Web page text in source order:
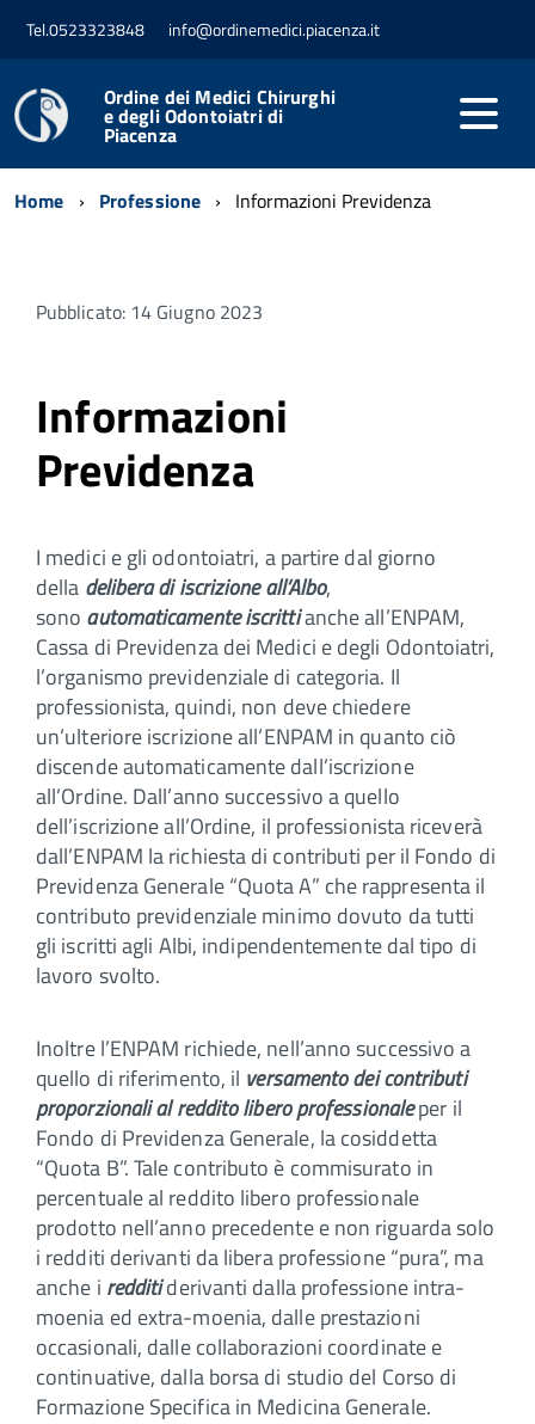
Tel.0523323848 info@ordinemedici.piacenza.it
Ordine dei Medici Chirurghi
e degli Odontoiatri di
Piacenza
Home Professione Informazioni Previdenza
Pubblicato: 14 Giugno 2023
Informazioni
Previdenza
I medici e gli odontoiatri, a partire dal giorno
della delibera di iscrizione all’Albo,
sono automaticamente iscrittianche all’ENPAM,
Cassa di Previdenza dei Medici e degli Odontoiatri,
l’organismo previdenziale di categoria. Il
professionista, quindi, non deve chiedere
un’ulteriore iscrizione all’ENPAM in quanto ciò
discende automaticamente dall’iscrizione
all’Ordine. Dall’anno successivo a quello
dell’iscrizione all’Ordine, il professionista riceverà
dall’ENPAM la richiesta di contributi per il Fondo di
Previdenza Generale “Quota A” che rappresenta il
contributo previdenziale minimo dovuto da tutti
gli iscritti agli Albi, indipendentemente dal tipo di
lavoro svolto.
Inoltre l’ENPAM richiede, nell’anno successivo a
quello di riferimento, il versamento dei contributi
proporzionali al reddito libero professionaleper il
Fondo di Previdenza Generale, la cosiddetta
“Quota B”. Tale contributo è commisurato in
percentuale al reddito libero professionale
prodotto nell’anno precedente e non riguarda solo
i redditi derivanti da libera professione “pura”, ma
anche i redditiderivanti dalla professione intra-
moenia ed extra-moenia, dalle prestazioni
occasionali, dalle collaborazioni coordinate e
continuative, dalla borsa di studio del Corso di
Formazione Specifica in Medicina Generale.